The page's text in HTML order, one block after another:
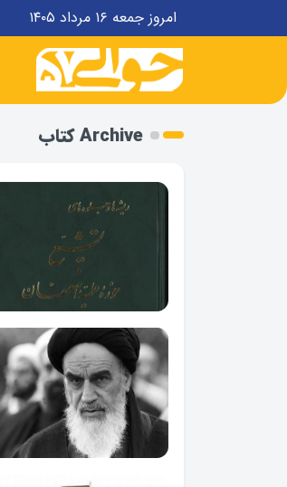
امروز جمعه ۱۶ مرداد ۱۴۰۵
Archive کتاب‌